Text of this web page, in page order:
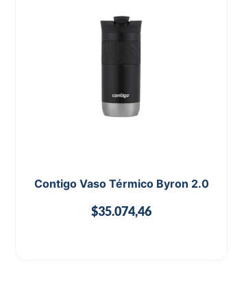
Contigo Vaso Térmico Byron 2.0
$35.074,46